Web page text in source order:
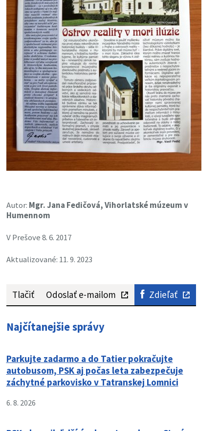
Autor: Mgr. Jana Fedičová, Vihorlatské múzeum v
Humennom
V Prešove 8. 6. 2017
Aktualizované: 11. 9. 2023
Tlačiť Odoslať e-mailom Zdieľať
Najčítanejšie správy
Parkujte zadarmo a do Tatier pokračujte
autobusom, PSK aj počas leta zabezpečuje
záchytné parkovisko v Tatranskej Lomnici
6. 8. 2026